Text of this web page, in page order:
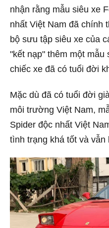
nhận rằng mẫu siêu xe
nhất Việt Nam đã chính
bộ sưu tập siêu xe của
"kết nạp" thêm một mẫu
chiếc xe đã có tuổi đời
Mặc dù đã có tuổi đời
môi trường Việt Nam,
Spider độc nhất Việt
tình trạng khá tốt và vẫn